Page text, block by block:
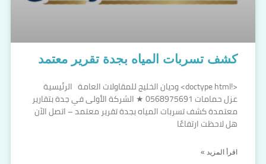
كشف تسربات المياه بجدة تقرير معتمد
<!doctype html> وديان الخليج للمقاولات العامة الرئيسية
عزل حمامات 0568975691 ★ الشركة الأولى في جدة بتقارير
معتمدة كشف تسربات المياه بجدة تقرير معتمد – اتصل الآن
هل لاحظت ارتفاعًا
اقرأ المزيد »